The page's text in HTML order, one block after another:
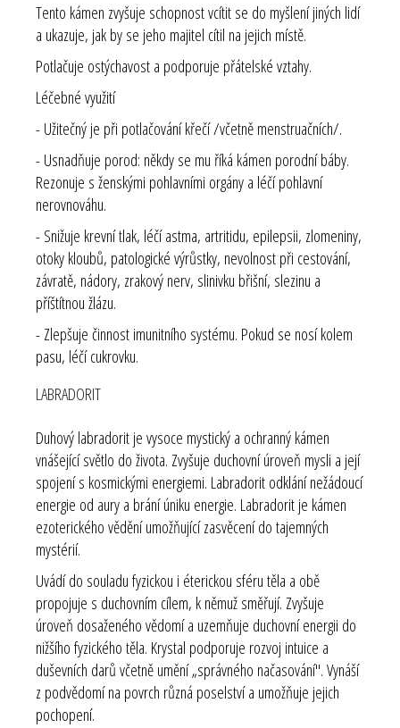
Tento kámen zvyšuje schopnost vcítit se do myšlení jiných lidí
a ukazuje, jak by se jeho majitel cítil na jejich místě.
Potlačuje ostýchavost a podporuje přátelské vztahy.
Léčebné využití
- Užitečný je při potlačování křečí /včetně menstruačních/.
- Usnadňuje porod: někdy se mu říká kámen porodní báby.
Rezonuje s ženskými pohlavními orgány a léčí pohlavní
nerovnováhu.
- Snižuje krevní tlak, léčí astma, artritidu, epilepsii, zlomeniny,
otoky kloubů, patologické výrůstky, nevolnost při cestování,
závratě, nádory, zrakový nerv, slinivku břišní, slezinu a
příštítnou žlázu.
- Zlepšuje činnost imunitního systému. Pokud se nosí kolem
pasu, léčí cukrovku.
LABRADORIT
Duhový labradorit je vysoce mystický a ochranný kámen
vnášející světlo do života. Zvyšuje duchovní úroveň mysli a její
spojení s kosmickými energiemi. Labradorit odklání nežádoucí
energie od aury a brání úniku energie. Labradorit je kámen
ezoterického vědění umožňující zasvěcení do tajemných
mystérií.
Uvádí do souladu fyzickou i éterickou sféru těla a obě
propojuje s duchovním cílem, k němuž směřují. Zvyšuje
úroveň dosaženého vědomí a uzemňuje duchovní energii do
nižšího fyzického těla. Krystal podporuje rozvoj intuice a
duševních darů včetně umění „správného načasování". Vynáší
z podvědomí na povrch různá poselství a umožňuje jejich
pochopení.